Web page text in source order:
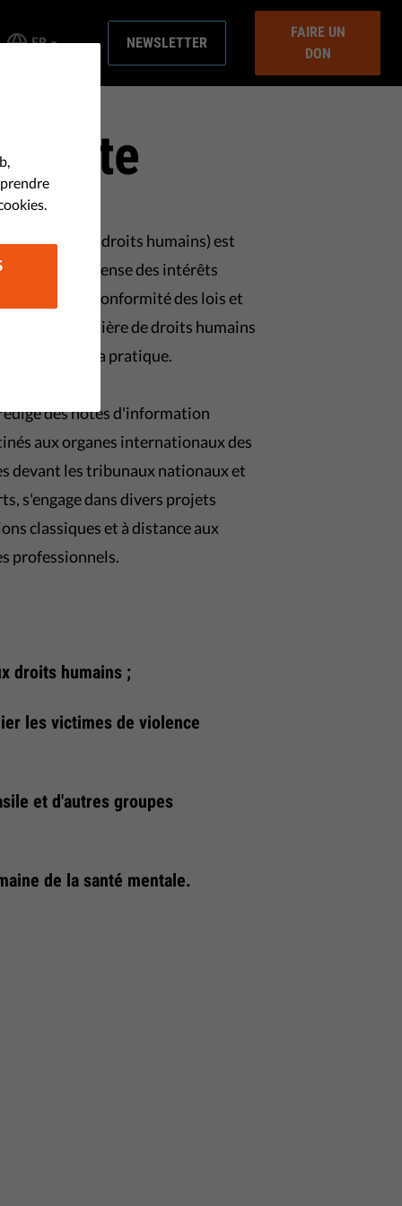
FR NEWSLETTER
FAIRE UN
DON
des droits humains) est
de défense des intérêts
la pleine conformité des lois et
en matière de droits humains
dans la pratique.
des notes d'information
aux organes internationaux des
devant les tribunaux nationaux et
s'engage dans divers projets
classiques et à distance aux
professionnels.
droits humains ;
les victimes de violence
et d'autres groupes
de la santé mentale.